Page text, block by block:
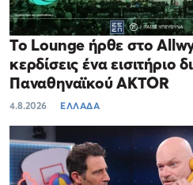
Το Lounge ήρθε στο
κερδίσεις ένα εισιτήριο
Παναθηναϊκού AKTOR
4.8.2026 ΕΛΛΑΔΑ